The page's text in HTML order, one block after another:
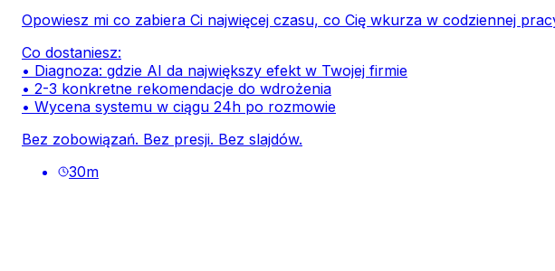
Opowiesz mi co zabiera Ci najwięcej czasu, co Cię wkurza w codziennej
Co dostaniesz:
• Diagnoza: gdzie AI da największy efekt w Twojej firmie
• 2-3 konkretne rekomendacje do wdrożenia
• Wycena systemu w ciągu 24h po rozmowie
Bez zobowiązań. Bez presji. Bez slajdów.
30m